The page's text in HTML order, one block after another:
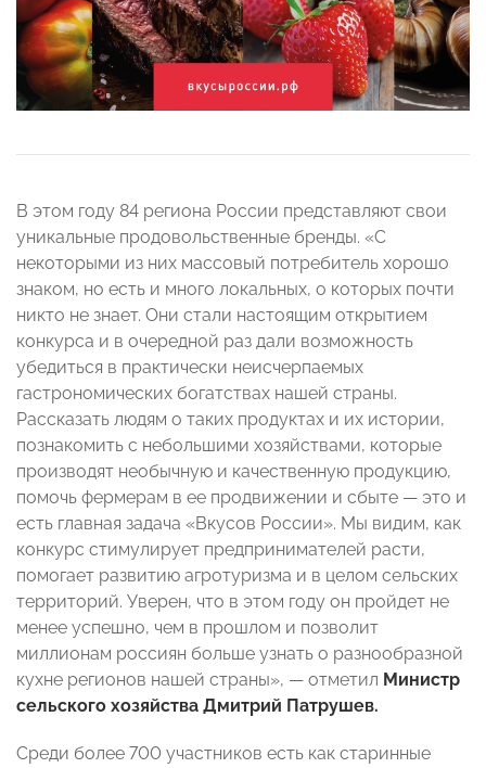
В этом году 84 региона России представляют свои
уникальные продовольственные бренды. «С
некоторыми из них массовый потребитель хорошо
знаком, но есть и много локальных, о которых почти
никто не знает. Они стали настоящим открытием
конкурса и в очередной раз дали возможность
убедиться в практически неисчерпаемых
гастрономических богатствах нашей страны.
Рассказать людям о таких продуктах и их истории,
познакомить с небольшими хозяйствами, которые
производят необычную и качественную продукцию,
помочь фермерам в ее продвижении и сбыте — это и
есть главная задача «Вкусов России». Мы видим, как
конкурс стимулирует предпринимателей расти,
помогает развитию агротуризма и в целом сельских
территорий. Уверен, что в этом году он пройдет не
менее успешно, чем в прошлом и позволит
миллионам россиян больше узнать о разнообразной
кухне регионов нашей страны», — отметил Министр
сельского хозяйства Дмитрий Патрушев.
Среди более 700 участников есть как старинные